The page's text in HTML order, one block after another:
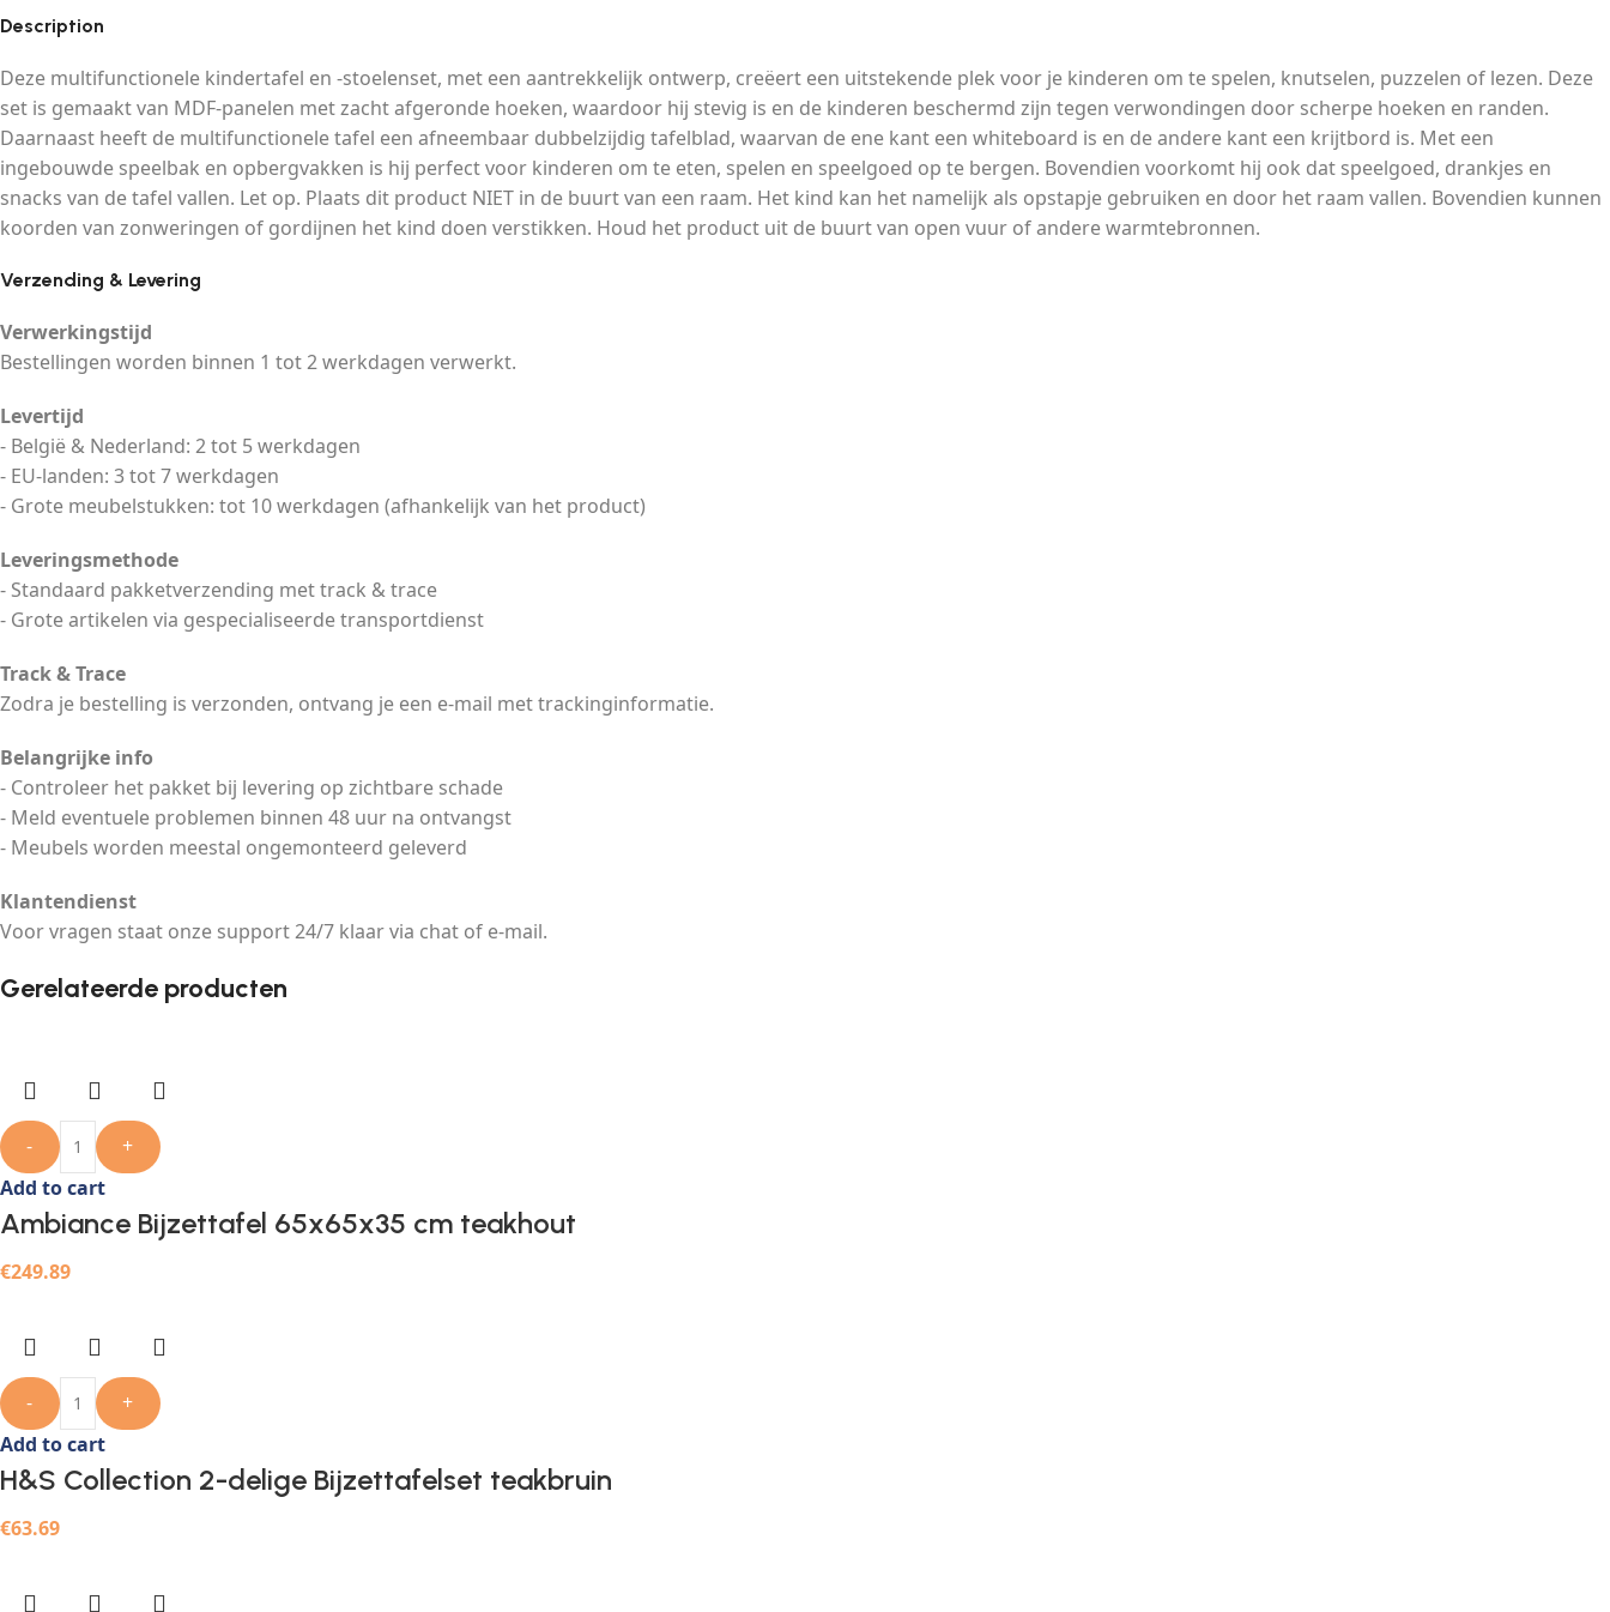
Description
Deze multifunctionele kindertafel en -stoelenset, met een aantrekkelijk ontwerp, creëert een uitstekende plek voor je kinderen om te spelen, knutselen, puzzelen of lezen. Deze
set is gemaakt van MDF-panelen met zacht afgeronde hoeken, waardoor hij stevig is en de kinderen beschermd zijn tegen verwondingen door scherpe hoeken en randen.
Daarnaast heeft de multifunctionele tafel een afneembaar dubbelzijdig tafelblad, waarvan de ene kant een whiteboard is en de andere kant een krijtbord is. Met een
ingebouwde speelbak en opbergvakken is hij perfect voor kinderen om te eten, spelen en speelgoed op te bergen. Bovendien voorkomt hij ook dat speelgoed, drankjes en
snacks van de tafel vallen. Let op. Plaats dit product NIET in de buurt van een raam. Het kind kan het namelijk als opstapje gebruiken en door het raam vallen. Bovendien kunnen
koorden van zonweringen of gordijnen het kind doen verstikken. Houd het product uit de buurt van open vuur of andere warmtebronnen.
Verzending & Levering
Verwerkingstijd
Bestellingen worden binnen 1 tot 2 werkdagen verwerkt.
Levertijd
- België & Nederland: 2 tot 5 werkdagen
- EU-landen: 3 tot 7 werkdagen
- Grote meubelstukken: tot 10 werkdagen (afhankelijk van het product)
Leveringsmethode
- Standaard pakketverzending met track & trace
- Grote artikelen via gespecialiseerde transportdienst
Track & Trace
Zodra je bestelling is verzonden, ontvang je een e-mail met trackinginformatie.
Belangrijke info
- Controleer het pakket bij levering op zichtbare schade
- Meld eventuele problemen binnen 48 uur na ontvangst
- Meubels worden meestal ongemonteerd geleverd
Klantendienst
Voor vragen staat onze support 24/7 klaar via chat of e-mail.
Gerelateerde producten
-
+
Add to cart
Ambiance Bijzettafel 65x65x35 cm teakhout
€249.89
-
+
Add to cart
H&S Collection 2-delige Bijzettafelset teakbruin
€63.69